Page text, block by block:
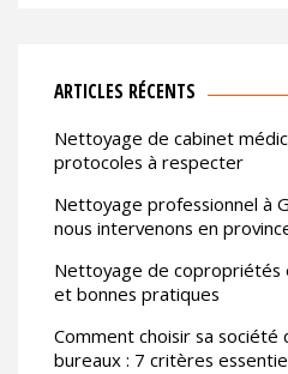
ARTICLES RÉCENTS
Nettoyage de cabinet
protocoles à respecter
Nettoyage professionnel à
nous intervenons en
Nettoyage de copropriétés
et bonnes pratiques
Comment choisir sa
bureaux : 7 critères